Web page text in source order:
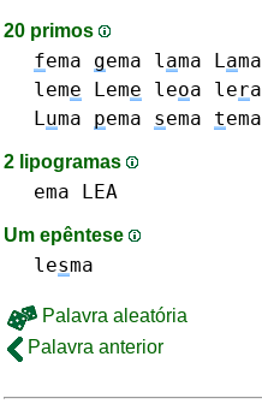
20 primos
fema gema lama Lama
leme Leme leoa lera
Luma pema sema tema
2 lipogramas
ema LEA
Um epêntese
lesma
Palavra aleatória
Palavra anterior